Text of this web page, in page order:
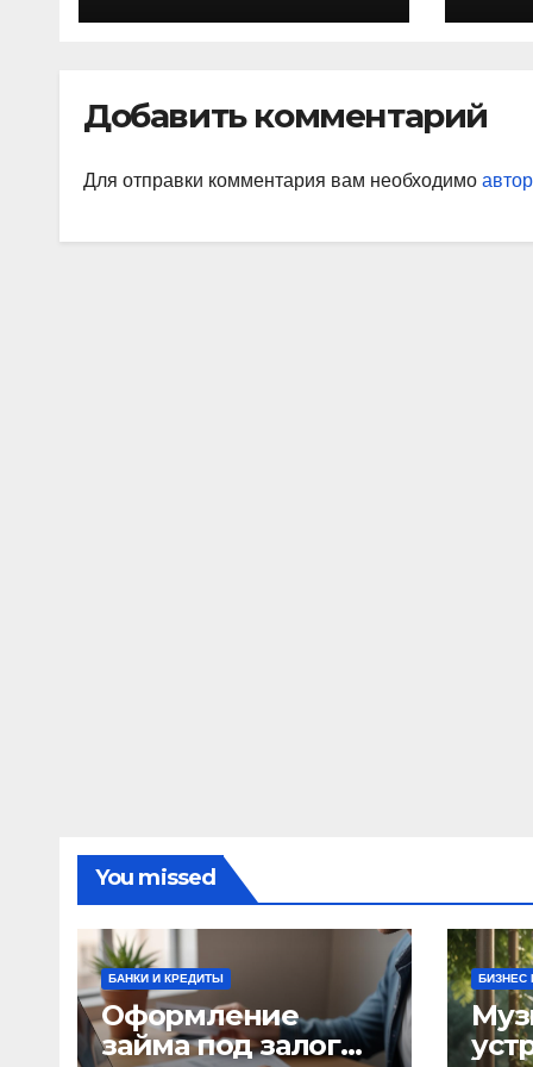
биография,
Добавить комментарий
Для отправки комментария вам необходимо
You missed
БАНКИ И КРЕДИТЫ
Оформление
займа под залог
БИЗНЕС